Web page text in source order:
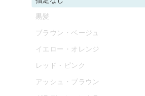
黒髪
ブラウン・ベージュ
イエロー・オレンジ
レッド・ピンク
アッシュ・ブラウン